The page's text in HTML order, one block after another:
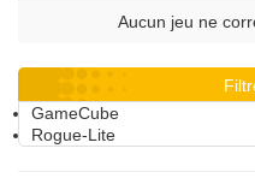
Aucun jeu ne
GameCube
Rogue-Lite